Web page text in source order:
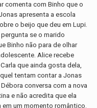
comenta com Binho que o
apresenta a escola
o beijo que deu em Lupi.
se o marido
Binho não para de olhar
Alice recebe
que ainda gosta dela,
tentam contar a Jonas
conversa com a nova
e não acredita que ela
um momento romântico.